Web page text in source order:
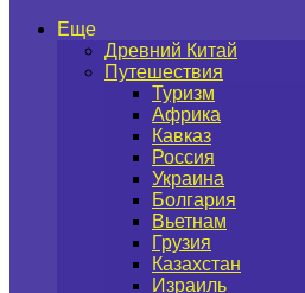
Еще
Древний Китай
Путешествия
Туризм
Африка
Кавказ
Россия
Украина
Болгария
Вьетнам
Грузия
Казахстан
Израиль